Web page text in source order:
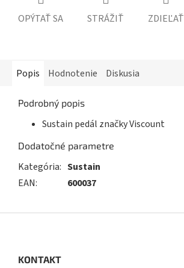
OPÝTAŤ SA STRÁŽIŤ ZDIEĽAŤ
Popis Hodnotenie Diskusia
Podrobný popis
Sustain pedál značky Viscount
Dodatočné parametre
Kategória: Sustain
EAN: 600037
KONTAKT